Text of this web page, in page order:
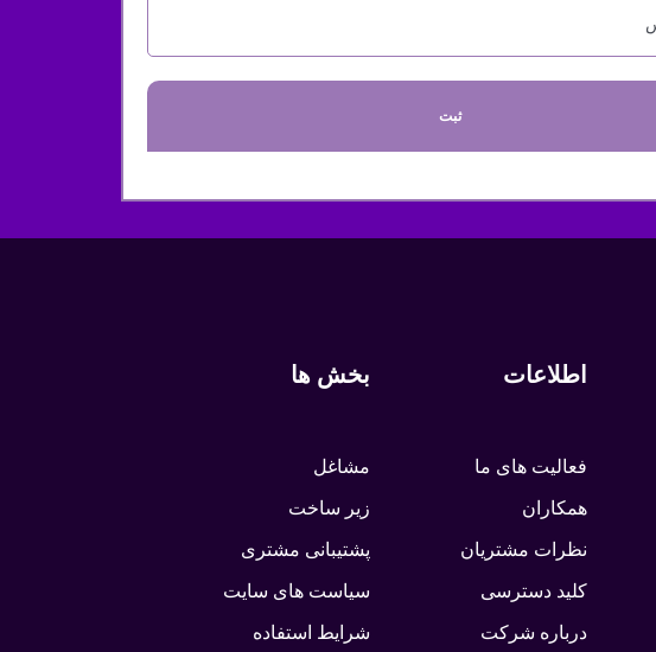
اطلاعات
فعالیت های ما
همکاران
نظرات مشتریان
کلید دسترسی
درباره شرکت
بخش ها
مشاغل
زیر ساخت
پشتیبانی مشتری
سیاست های سایت
شرایط استفاده